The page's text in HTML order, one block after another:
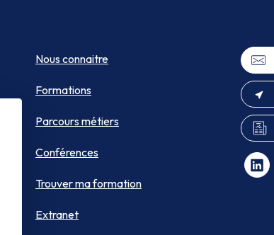
Nous connaitre
Formations
Parcours métiers
Conférences
Trouver ma formation
Extranet